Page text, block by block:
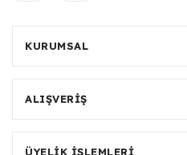
KURUMSAL
ALIŞVERİŞ
ÜYELİK İŞLEMLERİ